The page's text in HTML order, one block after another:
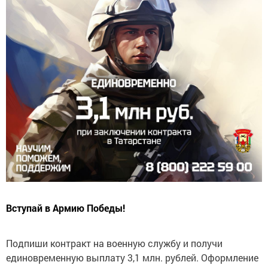
Вступай в Армию Победы!
Подпиши контракт на военную службу и получи
единовременную выплату 3,1 млн. рублей. Оформление